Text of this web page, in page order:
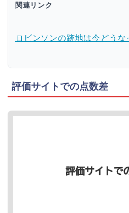
関連リンク
ロビンソンの跡地は今どう
評価サイトでの点数差